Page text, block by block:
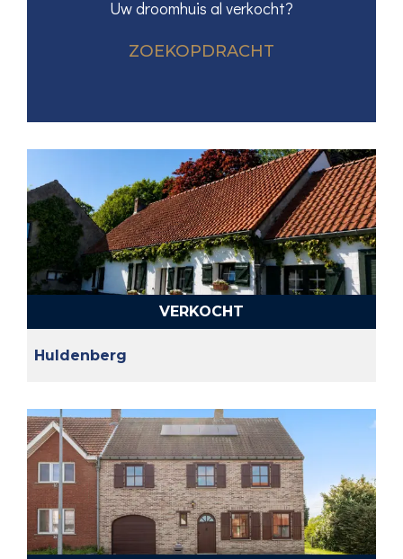
Uw droomhuis al verkocht?
ZOEKOPDRACHT
VERKOCHT
Huldenberg